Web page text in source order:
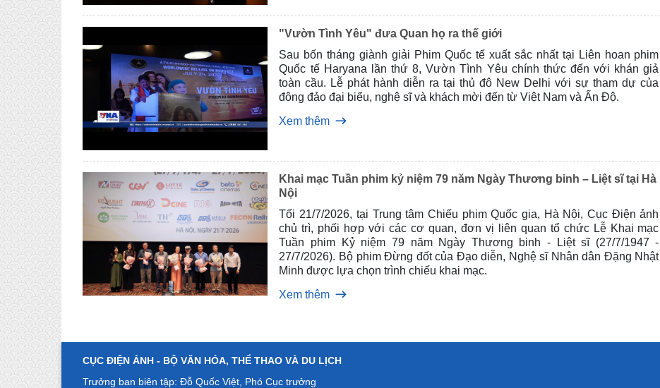
"Vườn Tình Yêu" đưa Quan họ ra thế giới
Sau bốn tháng giành giải Phim Quốc tế xuất sắc nhất tại Liên hoan phim
Quốc tế Haryana lần thứ 8, Vườn Tình Yêu chính thức đến với khán giả
toàn cầu. Lễ phát hành diễn ra tại thủ đô New Delhi với sự tham dự của
đông đảo đại biểu, nghệ sĩ và khách mời đến từ Việt Nam và Ấn Độ.
Xem thêm
Khai mạc Tuần phim kỷ niệm 79 năm Ngày Thương binh – Liệt sĩ tại Hà
Nội
Tối 21/7/2026, tại Trung tâm Chiếu phim Quốc gia, Hà Nội, Cục Điện ảnh
chủ trì, phối hợp với các cơ quan, đơn vị liên quan tổ chức Lễ Khai mạc
Tuần phim Kỷ niệm 79 năm Ngày Thương binh - Liệt sĩ (27/7/1947 -
27/7/2026). Bộ phim Đừng đốt của Đạo diễn, Nghệ sĩ Nhân dân Đặng Nhật
Minh được lựa chọn trình chiếu khai mạc.
Xem thêm
CỤC ĐIỆN ẢNH - BỘ VĂN HÓA, THỂ THAO VÀ DU LỊCH
Trưởng ban biên tập: Đỗ Quốc Việt, Phó Cục trưởng